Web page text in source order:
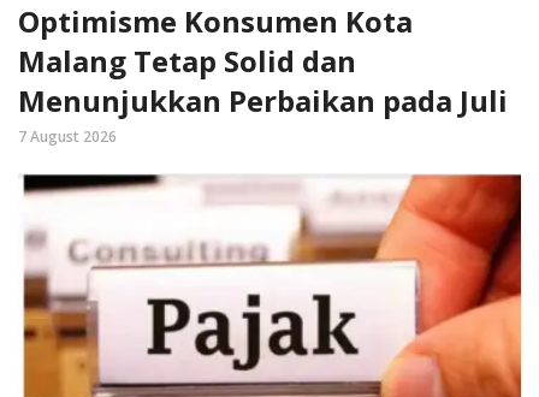
Optimisme Konsumen Kota
Malang Tetap Solid dan
Menunjukkan Perbaikan pada Juli
7 August 2026